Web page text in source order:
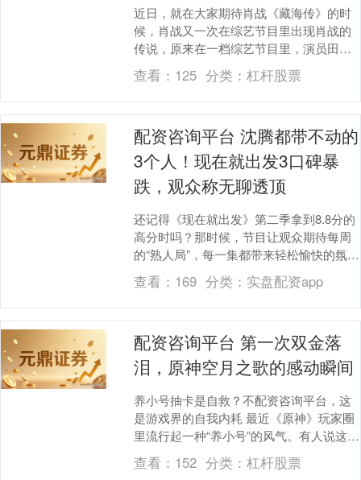
近日，就在大家期待肖战《藏海传》的时
候，肖战又一次在综艺节目里出现肖战的
传说，原来在一档综艺节目里，演员田嘉
瑞在猜古装角色环节，一下子就认出了肖
战塑造的“魏无羡....
查看： 125 分类： 杠杆股票
配资咨询平台 沈腾都带不动的
3个人！现在就出发3口碑暴
跌，观众称无聊透顶
还记得《现在就出发》第二季拿到8.8分的
高分时吗？那时候，节目让观众期待每周
的“熟人局”，每一集都带来轻松愉快的氛
围。但到了第三季，节目却彻底失去了往
日的魅力。....
查看： 169 分类： 实盘配资app
配资咨询平台 第一次双金落
泪，原神空月之歌的感动瞬间
养小号抽卡是自救？不配资咨询平台，这
是游戏界的自我内耗 最近《原神》玩家圈
里流行起一种“养小号”的风气。有人说这是
精明的资源规划，要我说，这分明是游戏
玩法单一逼....
查看： 152 分类： 杠杆股票